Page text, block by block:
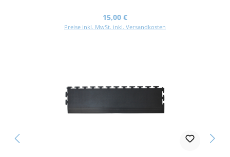
Regulärer Preis:
15,00 €
Preise inkl. MwSt. inkl. Versandkosten